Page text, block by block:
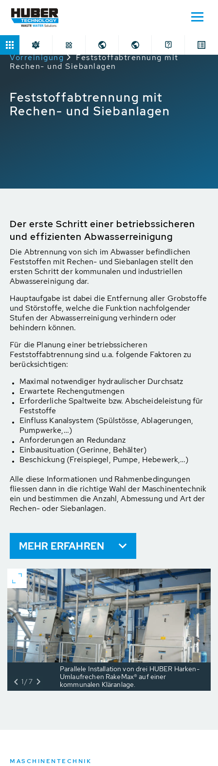
Home Anwendungen
Mechanische
Vorreinigung
Feststoffabtrennung mit
Rechen- und Siebanlagen
Feststoffabtrennung mit
Rechen- und Siebanlagen
Der erste Schritt einer betriebssicheren
und effizienten Abwasserreinigung
Die Abtrennung von sich im Abwasser befindlichen
Feststoffen mit Rechen- und Siebanlagen stellt den
ersten Schritt der kommunalen und industriellen
Abwassereinigung dar.
Hauptaufgabe ist dabei die Entfernung aller Grobstoffe
und Störstoffe, welche die Funktion nachfolgender
Stufen der Abwasserreinigung verhindern oder
behindern können.
Für die Planung einer betriebssicheren
Feststoffabtrennung sind u.a. folgende Faktoren zu
berücksichtigen:
Maximal notwendiger hydraulischer Durchsatz
Erwartete Rechengutmengen
Erforderliche Spaltweite bzw. Abscheideleistung für
Feststoffe
Einfluss Kanalsystem (Spülstösse, Ablagerungen,
Pumpwerke,…)
Anforderungen an Redundanz
Einbausituation (Gerinne, Behälter)
Beschickung (Freispiegel, Pumpe, Hebewerk,…)
Alle diese Informationen und Rahmenbedingungen
fliessen dann in die richtige Wahl der Maschinentechnik
ein und bestimmen die Anzahl, Abmessung und Art der
Rechen- oder Siebanlagen.
MEHR ERFAHREN
Parallele Installation von drei HUBER Harken-
Umlaufrechen RakeMax® auf einer
kommunalen Kläranlage.
1/7
MASCHINENTECHNIK